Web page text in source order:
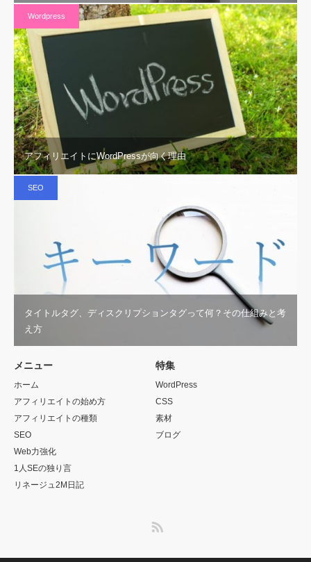
Wordpress
アフィリエイトにWordPressが向く理由
SEO
タイトルタグ、ディスクリプションタグって何？その仕組みと考
え方
メニュー
ホーム
アフィリエイトの始め方
アフィリエイトの種類
SEO
Web力強化
1人SEの独り言
リネージュ2M日記
特集
WordPress
CSS
素材
ブログ